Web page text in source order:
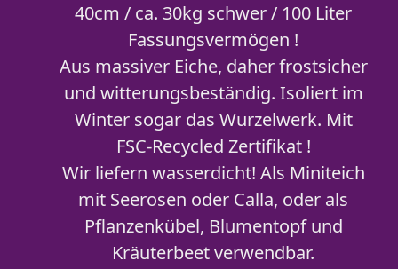
40cm / ca. 30kg schwer / 100 Liter
Fassungsvermögen !
Aus massiver Eiche, daher frostsicher
und witterungsbeständig. Isoliert im
Winter sogar das Wurzelwerk. Mit
FSC-Recycled Zertifikat !
Wir liefern wasserdicht! Als Miniteich
mit Seerosen oder Calla, oder als
Pflanzenkübel, Blumentopf und
Kräuterbeet verwendbar.